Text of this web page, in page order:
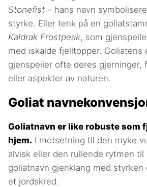
Stonefist – hans navn
styrke. Eller tenk på en
Kaldrak Frostpeak, som
med iskalde fjelltopper. Goliatens
gjenspeiler ofte deres gjerninger,
eller aspekter av naturen.
Goliat
Goliatnavn er like robuste som
hjem. I motsetning til den myke
alvisk eller den rullende rytmen til
goliatnavn gjenklang med styrken
et jordskred.